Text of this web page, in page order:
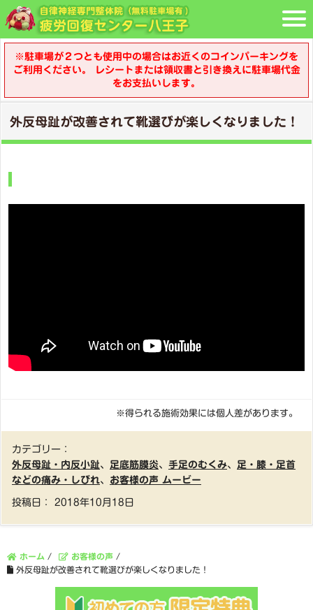
※駐車場が２つとも使用中の場合はお近くのコインパーキングを
ご利用ください。 レシートまたは領収書と引き換えに駐車場代金
をお支払いします。
外反母趾が改善されて靴選びが楽しくなりました！
※得られる施術効果には個人差があります。
カテゴリー：
外反母趾・内反小趾、 足底筋膜炎、 手足のむくみ、 足・膝・足首
などの痛み・しびれ 、 お客様の声 ムービー
投稿日： 2018年10月18日
ホーム / お客様の声 /
外反母趾が改善されて靴選びが楽しくなりました！